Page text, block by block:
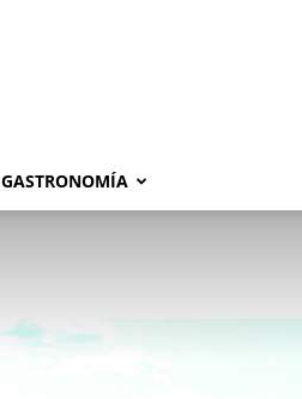
GASTRONOMÍA